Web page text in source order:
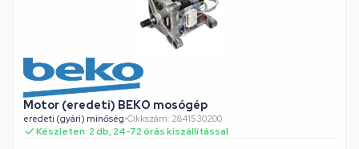
Motor (eredeti) BEKO mosógép
eredeti (gyári) minőség•Cikkszám: 2841530200
Készleten: 2 db, 24-72 órás kiszállítással